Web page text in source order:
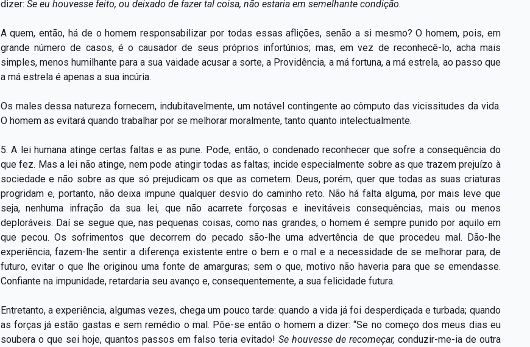
dizer: Se eu houvesse feito, ou deixado de fazer tal coisa, não estaria em semelhante condição.
A quem, então, há de o homem responsabilizar por todas essas aflições, senão a si mesmo? O homem, pois, em
grande número de casos, é o causador de seus próprios infortúnios; mas, em vez de reconhecê-lo, acha mais
simples, menos humilhante para a sua vaidade acusar a sorte, a Providência, a má fortuna, a má estrela, ao passo que
a má estrela é apenas a sua incúria.
Os males dessa natureza fornecem, indubitavelmente, um notável contingente ao cômputo das vicissitudes da vida.
O homem as evitará quando trabalhar por se melhorar moralmente, tanto quanto intelectualmente.
5. A lei humana atinge certas faltas e as pune. Pode, então, o condenado reconhecer que sofre a consequência do
que fez. Mas a lei não atinge, nem pode atingir todas as faltas; incide especialmente sobre as que trazem prejuízo à
sociedade e não sobre as que só prejudicam os que as cometem. Deus, porém, quer que todas as suas criaturas
progridam e, portanto, não deixa impune qualquer desvio do caminho reto. Não há falta alguma, por mais leve que
seja, nenhuma infração da sua lei, que não acarrete forçosas e inevitáveis consequências, mais ou menos
deploráveis. Daí se segue que, nas pequenas coisas, como nas grandes, o homem é sempre punido por aquilo em
que pecou. Os sofrimentos que decorrem do pecado são-lhe uma advertência de que procedeu mal. Dão-lhe
experiência, fazem-lhe sentir a diferença existente entre o bem e o mal e a necessidade de se melhorar para, de
futuro, evitar o que lhe originou uma fonte de amarguras; sem o que, motivo não haveria para que se emendasse.
Confiante na impunidade, retardaria seu avanço e, consequentemente, a sua felicidade futura.
Entretanto, a experiência, algumas vezes, chega um pouco tarde: quando a vida já foi desperdiçada e turbada; quando
as forças já estão gastas e sem remédio o mal. Põe-se então o homem a dizer: “Se no começo dos meus dias eu
soubera o que sei hoje, quantos passos em falso teria evitado! Se houvesse de recomeçar, conduzir-me-ia de outra